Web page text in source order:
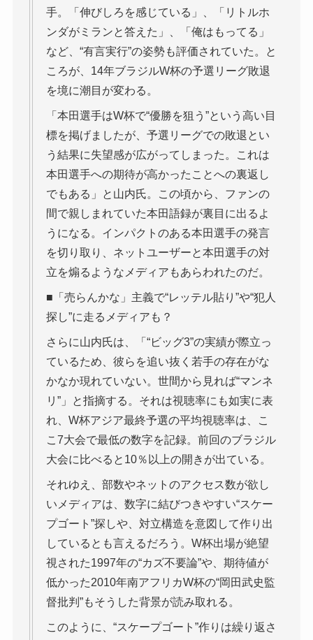
手。「伸びしろを感じている」、「リトルホ
ンダがミランと答えた」、「俺はもってる」
など、“有言実行”の姿勢も評価されていた。と
ころが、14年ブラジルW杯の予選リーグ敗退
を境に潮目が変わる。
「本田選手はW杯で“優勝を狙う”という高い目
標を掲げましたが、予選リーグでの敗退とい
う結果に失望感が広がってしまった。これは
本田選手への期待が高かったことへの裏返し
でもある」と山内氏。この頃から、ファンの
間で親しまれていた本田語録が裏目に出るよ
うになる。インパクトのある本田選手の発言
を切り取り、ネットユーザーと本田選手の対
立を煽るようなメディアもあらわれたのだ。
■「売らんかな」主義で“レッテル貼り”や“犯人
探し”に走るメディアも？
さらに山内氏は、「“ビッグ3”の実績が際立っ
ているため、彼らを追い抜く若手の存在がな
かなか現れていない。世間から見れば“マンネ
リ”」と指摘する。それは視聴率にも如実に表
れ、W杯アジア最終予選の平均視聴率は、こ
こ7大会で最低の数字を記録。前回のブラジル
大会に比べると10％以上の開きが出ている。
それゆえ、部数やネットのアクセス数が欲し
いメディアは、数字に結びつきやすい“スケー
プゴート”探しや、対立構造を意図して作り出
しているとも言えるだろう。W杯出場が絶望
視された1997年の“カズ不要論”や、期待値が
低かった2010年南アフリカW杯の“岡田武史監
督批判”もそうした背景が読み取れる。
このように、“スケープゴート”作りは繰り返さ